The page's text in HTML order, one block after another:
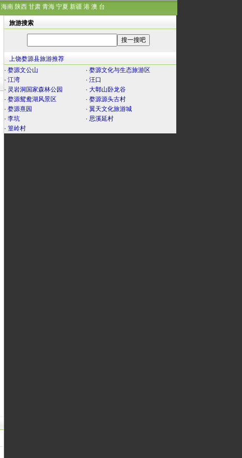
海南 陕西 甘肃 青海 宁夏 新疆 港 澳 台
旅游搜索
上饶婺源县旅游推荐
· 婺源文公山 · 婺源文化与生态旅游区
· 江湾 · 汪口
· 灵岩洞国家森林公园 · 大鄣山卧龙谷
· 婺源鸳鸯湖风景区 · 婺源源头古村
· 婺源熹园 · 翼天文化旅游城
· 李坑 · 思溪延村
· 篁岭村